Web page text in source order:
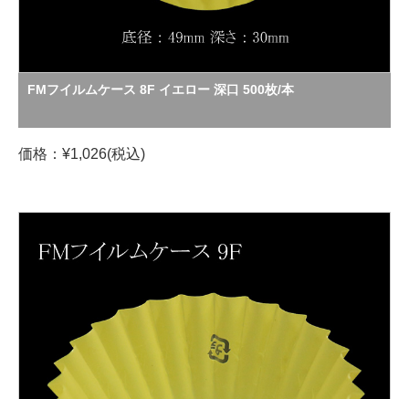
FMフイルムケース 8F イエロー 深口 500枚/本
価格：¥1,026(税込)